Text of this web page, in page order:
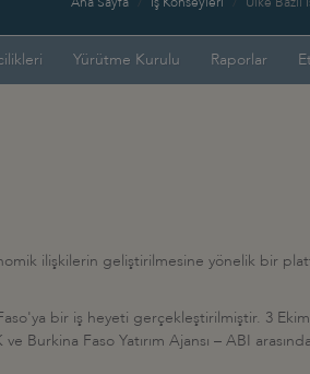
Yürütme Kurulu Raporlar
ilişkilerin geliştirilmesine yönelik bir
bir iş heyeti gerçekleştirilmiştir. 3
Burkina Faso Yatırım Ajansı – ABI